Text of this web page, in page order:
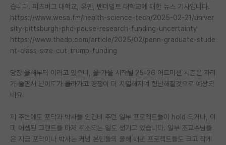
임용 후기 게시판
PI 전용 게시판
인문사회 계열 게시판
특수/전문대학원 게시판
반도체/AI 게시판
학술 정보 게시판
습니다. 피츠버그 대학교, 유펜, 밴더빌트 대학교에 대한 뉴스 기사입니다.
https://www.wesa.fm/health-science-tech/2025-02-21/univer
sity-pittsburgh-phd-pause-research-funding-uncertainty
https://www.thedp.com/article/2025/02/penn-graduate-stude
nt-class-size-cut-trump-funding
당장 올해부터 이러고 있으니, 올 가을 시작될 25-26 어드미션 시즌은 자리
가 줄면서 난이도가 올라가고 경쟁이 더 치열해지며 험난해질것으로 예상되
네요.
제 주변에도 포닥과 박사들 인건비 주던 일부 프로젝트들이 hold 되거나, 이
미 어셉된 그랜트들 마저 취소되는 일도 생기고 있습니다. 일부 조교수님들
은 지금 포닥이나 박사는 커녕 본인들의 올해 내년 프로젝트들도 크고 작게